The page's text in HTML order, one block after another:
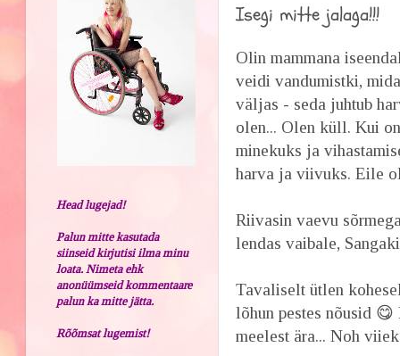
Isegi mitte jalaga!!!
Olin mammana
veidi vandumistki,
väljas - seda juhtub
olen... Olen küll. Kui
minekuks ja
harva ja viivuks. Eile
Riivasin vaevu
lendas vaibale,
Tavaliselt ütlen
lõhun pestes nõusid
meelest ära... Noh
Head lugejad!
Palun mitte kasutada
siinseid kirjutisi ilma minu
loata. Nimeta ehk
anonüümseid kommentaare
palun ka mitte jätta.
Rõõmsat lugemist!